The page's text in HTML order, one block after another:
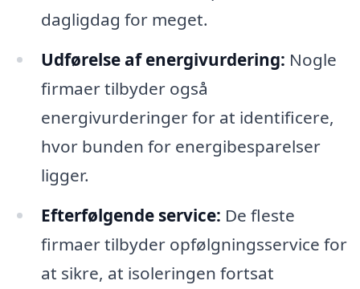
dagligdag for meget.
Udførelse af energivurdering: Nogle
firmaer tilbyder også
energivurderinger for at identificere,
hvor bunden for energibesparelser
ligger.
Efterfølgende service: De fleste
firmaer tilbyder opfølgningsservice for
at sikre, at isoleringen fortsat